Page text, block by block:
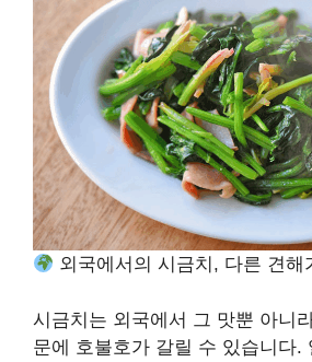
외국에서의 시금치, 다른 견해
시금치는 외국에서 그 맛뿐 아니
문에 호불호가 갈릴 수 있습니다.